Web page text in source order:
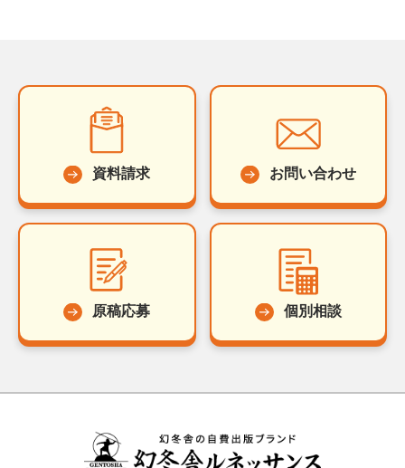
資料請求 お問い合わせ
原稿応募 個別相談